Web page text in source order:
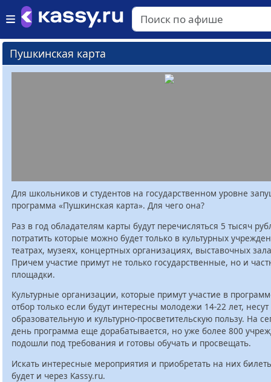
Пушкинская карта
Для школьников и студентов на государственном уровне
программа «Пушкинская карта». Для чего она?
Раз в год обладателям карты будут перечисляться 5 тысяч
потратить которые можно будет только в культурных
театрах, музеях, концертных организациях, выставочных
Причем участие примут не только государственные, но и
площадки.
Культурные организации, которые примут участие в
отбор только если будут интересны молодежи 14-22 лет,
образовательную и культурно-просветительскую пользу. На
день программа еще дорабатывается, но уже более 800
подошли под требования и готовы обучать и просвещать.
Искать интересные мероприятия и приобретать на них
будет и через Kassy.ru.